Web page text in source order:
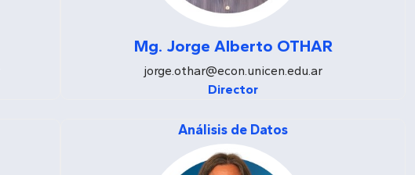
Mg. Jorge Alberto OTHAR
jorge.othar@econ.unicen.edu.ar
Director
Análisis de Datos